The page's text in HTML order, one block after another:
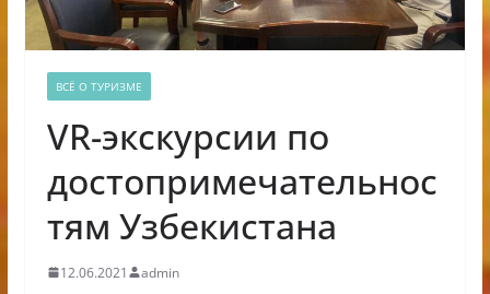
ВСЁ О ТУРИЗМЕ
VR-экскурсии по
достопримечательнос
тям Узбекистана
12.06.2021 admin